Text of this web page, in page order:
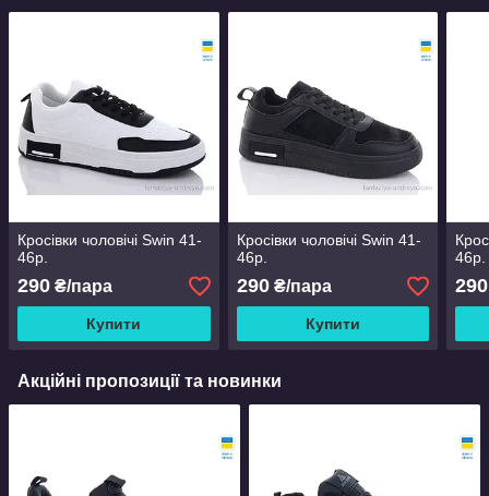
Кросівки чоловічі Swin 41-
46р.
290 ₴/пара
Купити
Кросівки чоловічі Swin 41-
46р.
290₴/пара
Купити
46р.
290
Акційні пропозиції та новинки